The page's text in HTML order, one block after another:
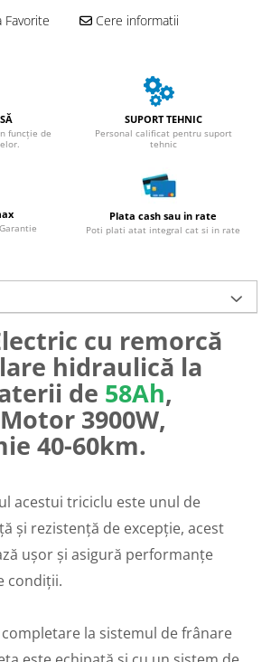
h
Favorite Cere informatii
funcție de
SUPORT TEHNIC
Personal calificat pentru suport
tehnic
Plata cash sau in rate
Poti plati atat integral cat si in rate
cu remorcă
hidraulică la
de 58Ah,
3900W,
40-60km.
acestui triciclu este unul de
și rezistență de excepție, acest
ușor și asigură performanțe
condiții.
la sistemul de frânare